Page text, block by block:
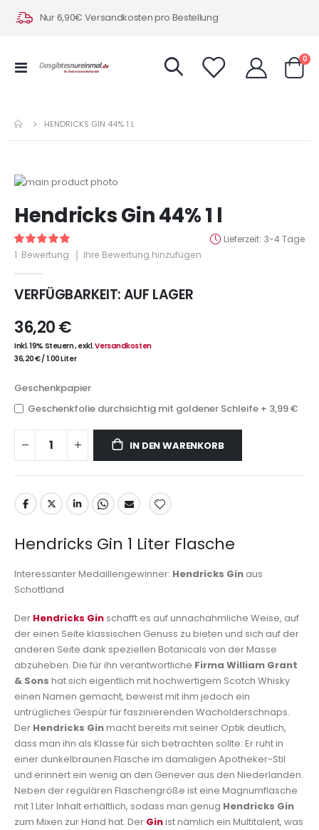
Nur 6,90€ Versandkosten pro Bestellung
Navigation
0
HENDRICKS GIN 44% 1 L
Zum
der
Bildergalerie
springen
Anfang
der
Bildergalerie
springen
Hendricks Gin 44% 1 l
Lieferzeit 3-4 Tage
Bewertung:
100
% of100
1 Bewertung Ihre Bewertung hinzufügen
VERFÜGBARKEIT:AUF LAGER
36,20 €
Inkl. 19% Steuern,exkl.Versandkosten
36,20 €/1.00 Liter
Geschenkpapier
Geschenkfolie durchsichtig mit goldener Schleife + 3,99 €
IN DEN WARENKORB
Hendricks Gin 1 Liter Flasche
Interessanter Medaillengewinner: Hendricks Gin aus
Schottland
Der Hendricks Gin schafft es auf unnachahmliche Weise, auf
der einen Seite klassischen Genuss zu bieten und sich auf der
anderen Seite dank speziellen Botanicals von der Masse
abzuheben. Die für ihn verantwortliche Firma William Grant
& Sons hat sich eigentlich mit hochwertigem Scotch Whisky
einen Namen gemacht, beweist mit ihm jedoch ein
untrügliches Gespür für faszinierenden Wacholderschnaps.
Der Hendricks Ginmacht bereits mit seiner Optik deutlich,
dass man ihn als Klasse für sich betrachten sollte: Er ruht in
einer dunkelbraunen Flasche im damaligen Apotheker-Stil
und erinnert ein wenig an den Genever aus den Niederlanden.
Neben der regulären Flaschengröße ist eine Magnumflasche
mit 1 Liter Inhalt erhältlich, sodass man genug Hendricks Gin
zum Mixen zur Hand hat. Der Ginist nämlich ein Multitalent, was